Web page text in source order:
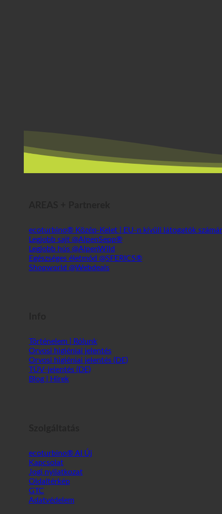
ecoturbino® Közép-Kelet | EU-n kívüli látogatók
Legjobb sajt @AlpenSepp®
Legjobb hús @AlpenWild
Egészséges életmód @SFERICS®
Shopworld @Webdeals
Történelem | Rólunk
Orvosi higiéniai jelentés
Orvosi higiéniai jelentés (DE)
TÜV-jelentés (DE)
Blog | Hírek
ecoturbino® AI
Kapcsolat
Jogi nyilatkozat
Oldaltérkép
GTC
Adatvédelem